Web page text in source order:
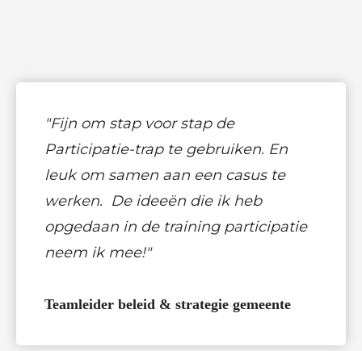
"Fijn om stap voor stap de
Participatie-trap te gebruiken. En
leuk om samen aan een casus te
werken. De ideeën die ik heb
opgedaan in de training participatie
neem ik mee!"
Teamleider beleid & strategie gemeente